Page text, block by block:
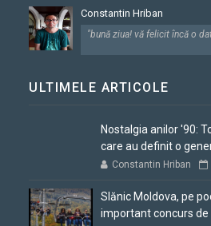
Constantin Hriban
"bună ziua! vă felicit încă o
ULTIMELE ARTICOLE
Nostalgia anilor '90:
care au definit o
Constantin Hriban
Slănic Moldova, pe
important concurs